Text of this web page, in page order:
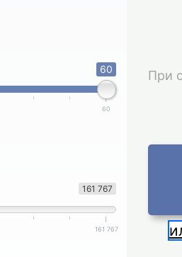
60
60
161 767
161 767
При